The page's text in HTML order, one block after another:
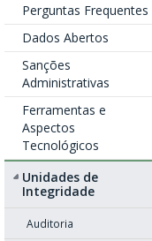
Perguntas Frequentes
Dados Abertos
Sanções
Administrativas
Ferramentas e
Aspectos
Tecnológicos
Unidades de
Integridade
Auditoria